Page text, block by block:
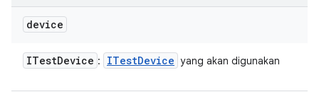
device
ITestDevice : ITestDevice yang akan digunakan